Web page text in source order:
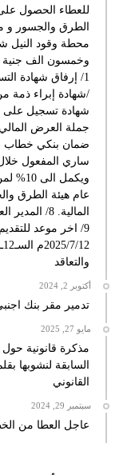
للعطاء الحصول على
وخمسون الف جنية
جملة العرض
ضمان بنكي خطاب
ساري المفعول
ويكمل
المالية. 8/
9/ اخر موعد
والتعاقد
أكتوبر 2, 2024
تدمير مقر بنك
مايو 27, 2025
مذكرة قانونية
السابقة لنشوبها
القانوني
سبتمبر 29, 2024
عاجل العطا من